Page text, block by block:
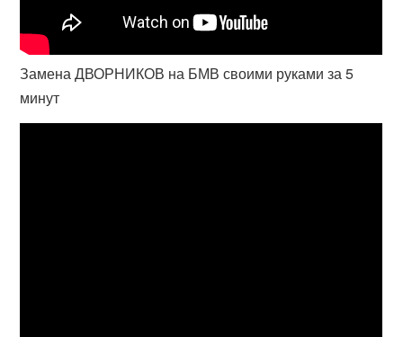
Замена ДВОРНИКОВ на БМВ своими руками за 5
минут